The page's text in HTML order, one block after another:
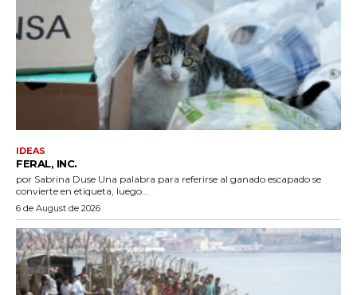
IDEAS
FERAL, INC.
por Sabrina Duse Una palabra para referirse al ganado escapado se
convierte en etiqueta, luego...
6 de August de 2026